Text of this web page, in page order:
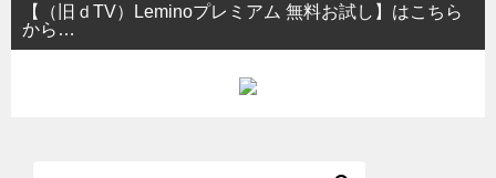
【（旧ｄTV）Leminoプレミアム 無料お試し】はこちら
から…